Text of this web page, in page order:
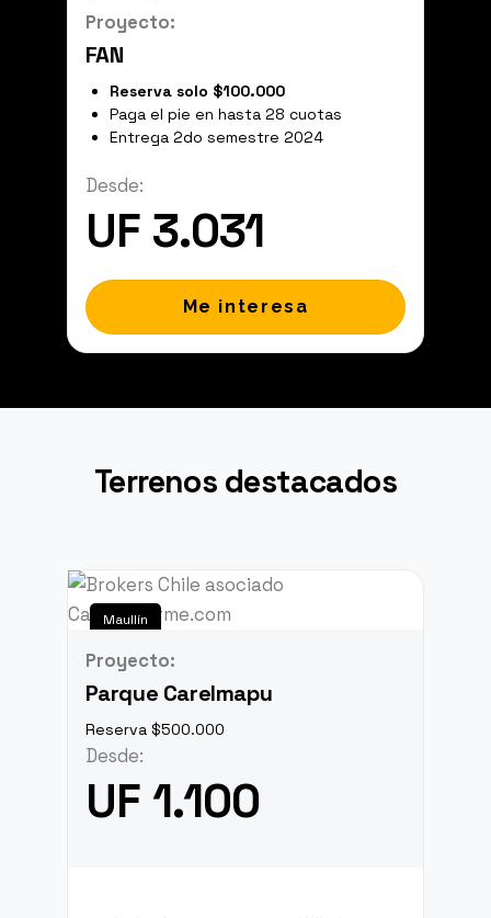
Proyecto:
FAN
Reserva solo $100.000
Paga el pie en hasta 28 cuotas
Entrega 2do semestre 2024
Desde:
UF 3.031
Me interesa
Terrenos destacados
Maullín
Proyecto:
Parque Carelmapu
Reserva $500.000
Desde:
UF 1.100